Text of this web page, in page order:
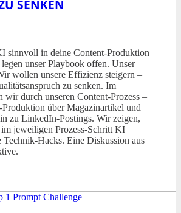
SENKEN
sinnvoll in deine Content-Produktion
unser Playbook offen. Unser
wollen unsere Effizienz steigern –
zu senken. Im
wir durch unseren Content-Prozess –
Produktion über Magazinartikel und
zu LinkedIn-Postings. Wir zeigen,
jeweiligen Prozess-Schritt KI
Technik-Hacks. Eine Diskussion aus